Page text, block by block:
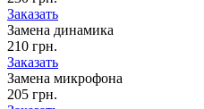
Заказать
Замена динамика
210 грн.
Заказать
Замена микрофона
205 грн.